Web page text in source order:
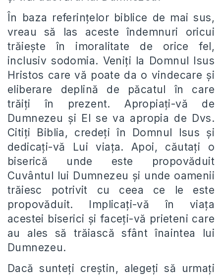
În baza referințelor biblice de mai sus,
vreau să las aceste îndemnuri oricui
trăiește în imoralitate de orice fel,
inclusiv sodomia. Veniți la Domnul Isus
Hristos care vă poate da o vindecare și
eliberare deplină de păcatul în care
trăiți în prezent. Apropiați-vă de
Dumnezeu și El se va apropia de Dvs.
Citiți Biblia, credeți în Domnul Isus și
dedicați-vă Lui viața. Apoi, căutați o
biserică unde este propovăduit
Cuvântul lui Dumnezeu și unde oamenii
trăiesc potrivit cu ceea ce le este
propovăduit. Implicați-vă în viața
acestei biserici și faceți-vă prieteni care
au ales să trăiască sfânt înaintea lui
Dumnezeu.
Dacă sunteți creștin, alegeți să urmați